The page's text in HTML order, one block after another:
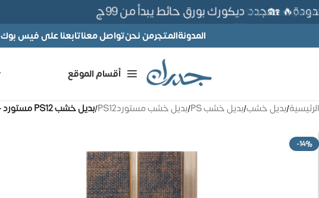
Skip to navigation
Skip to main content
🏡جدد ديكورك بورق حائط يبدأ من 99ج
المدونةالمتجرمن نحنتواصل معناتابعنا على فيس بوك
أقسام الموقع
الرئيسية/بديل خشب/بديل خشب PS /بديل خشب مستوردPS12 /بديل خشب PS12 مستورد – كود AM1302-30
-14%